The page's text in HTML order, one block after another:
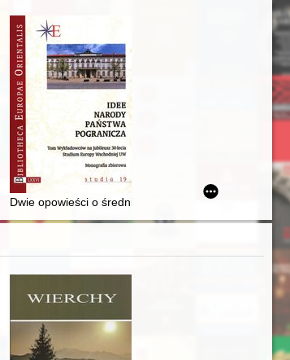
komunikacji
w pracy operacyjnej Służby Bezpieczeństwa w
Dwie opowieści o średniowiecznej Rusi : historia